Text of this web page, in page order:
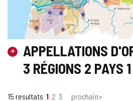
APPELLATIONS
3 RÉGIONS 2 PAYS
15 resultats 1 2 3 prochain>